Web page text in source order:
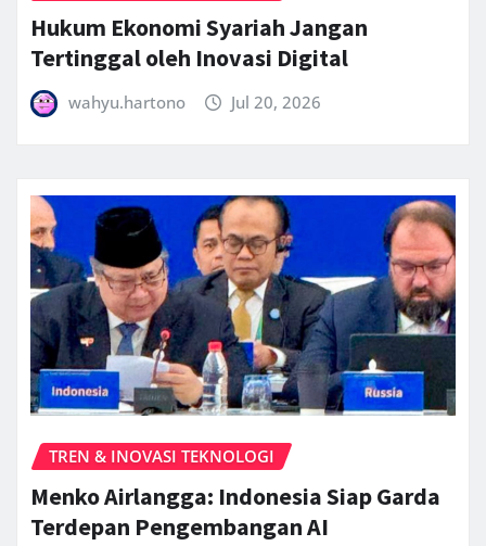
Hukum Ekonomi Syariah Jangan
Tertinggal oleh Inovasi Digital
wahyu.hartono Jul 20, 2026
TREN & INOVASI TEKNOLOGI
Menko Airlangga: Indonesia Siap Garda
Terdepan Pengembangan AI